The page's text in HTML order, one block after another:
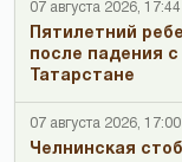
07 августа 2026, 17:44
Пятилетний
после падения с
Татарстане
07 августа 2026, 17:00
Челнинская